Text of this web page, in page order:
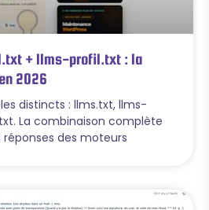
+ llms-profil.txt : la
2026
distincts : llms.txt, llms-
La combinaison complète
des moteurs